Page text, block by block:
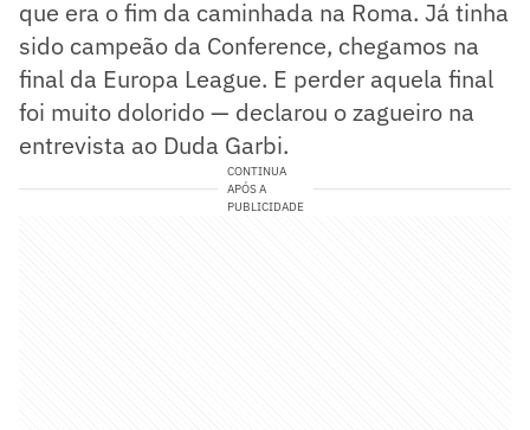
que era o fim da caminhada na Roma. Já tinha
sido campeão da Conference, chegamos na
final da Europa League. E perder aquela final
foi muito dolorido — declarou o zagueiro na
entrevista ao Duda Garbi.
CONTINUA
APÓS A
PUBLICIDADE